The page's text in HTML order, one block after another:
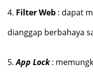
4. Filter Web : dapat
dianggap berbahaya
5. App Lock: